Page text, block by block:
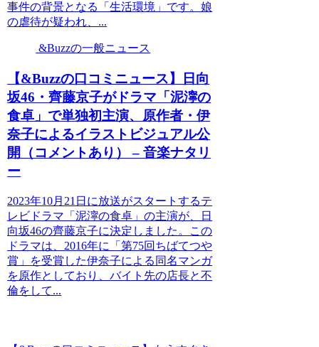
事件の背景となる「生活環境」です。娘
の虐待が疑われ、...
&Buzzの一般ニュース
【&Buzzの口コミニュース】日向
坂46・齊藤京子がドラマ「泥濘の
食卓」で単独初主演、原作者・伊
奈子によるイラストビジュアル公
開（コメントあり） – 音楽ナタリ
ー
2023年10月21日に放送がスタートするテ
レビドラマ「泥濘の食卓」の主演が、日
向坂46の齊藤京子に決定しました。この
ドラマは、2016年に「第75回ちばてつや
賞」を受賞した伊奈子による同名マンガ
を原作としており、バイト先の店長と不
倫をして...